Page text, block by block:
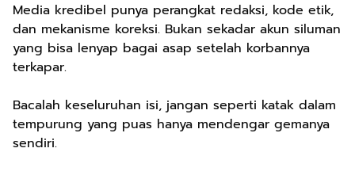
Media kredibel punya perangkat redaksi, kode etik,
dan mekanisme koreksi. Bukan sekadar akun siluman
yang bisa lenyap bagai asap setelah korbannya
terkapar.
Bacalah keseluruhan isi, jangan seperti katak dalam
tempurung yang puas hanya mendengar gemanya
sendiri.